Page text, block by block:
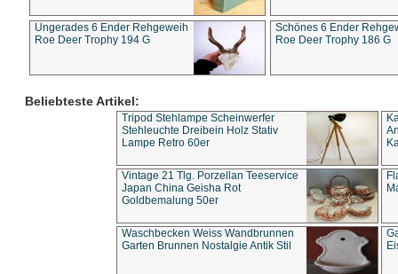
Ungerades 6 Ender Rehgeweih
Roe Deer Trophy 194 G
Schönes 6 Ender
Roe Deer Trophy 186 G
Beliebteste Artikel:
Tripod Stehlampe Scheinwerfer
Stehleuchte Dreibein Holz Stativ
Lampe Retro 60er
Vintage 21 Tlg. Porzellan Teeservice
Japan China Geisha Rot
Goldbemalung 50er
Waschbecken Weiss Wandbrunnen
Garten Brunnen Nostalgie Antik Stil